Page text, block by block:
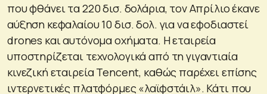
που φθάνει τα 220 δισ. δολάρια, τον Απρίλιο έκανε
αύξηση κεφαλαίου 10 δισ. δολ. για να εφοδιαστεί
drones και αυτόνομα οχήματα. Η εταιρεία
υποστηρίζεται τεχνολογικά από τη γιγαντιαία
κινεζική εταιρεία Tencent, καθώς παρέχει επίσης
ιντερνετικές πλατφόρμες «λαϊφστάιλ». Κάτι που